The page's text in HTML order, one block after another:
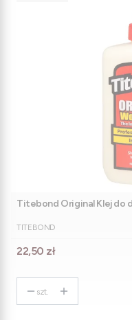
Titebond Original Klej do
PRODUCENT
TITEBOND
Cena
22,50 zł
szt.